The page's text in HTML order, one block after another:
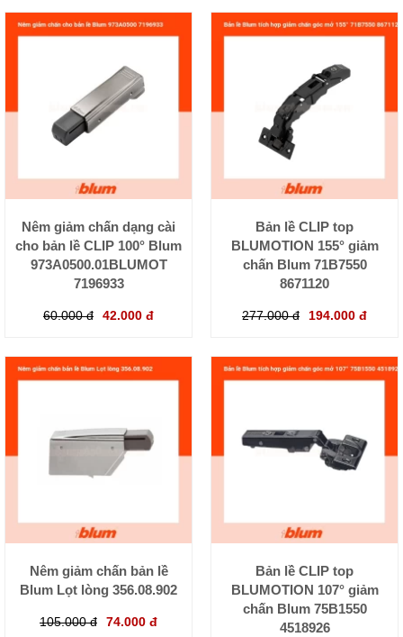
Nêm giảm chấn dạng cài
cho bản lề CLIP 100° Blum
973A0500.01BLUMOT
7196933
60.000 đ 42.000 đ
Bản lề CLIP top
BLUMOTION 155° giảm
chấn Blum 71B7550
8671120
277.000 đ 194.000 đ
Nêm giảm chấn bản lề
Blum Lọt lòng 356.08.902
105.000 đ 74.000 đ
Bản lề CLIP top
BLUMOTION 107° giảm
chấn Blum 75B1550
4518926